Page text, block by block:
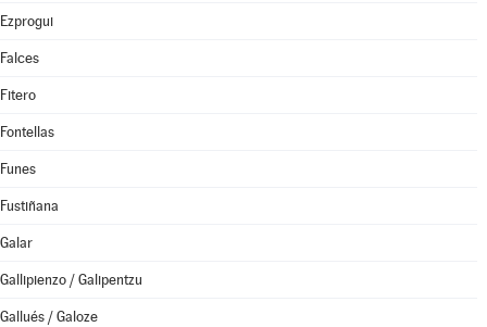
Ezprogui
Falces
Fitero
Fontellas
Funes
Fustiñana
Galar
Gallipienzo / Galipentzu
Gallués / Galoze